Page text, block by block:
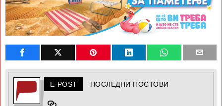
E-POST ПОСЛЕДНИ ПОСТОВИ